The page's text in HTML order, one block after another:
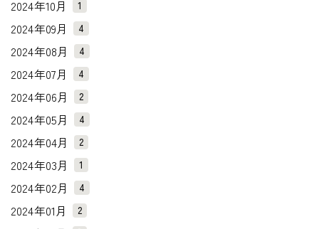
2024年10月 1
2024年09月 4
2024年08月 4
2024年07月 4
2024年06月 2
2024年05月 4
2024年04月 2
2024年03月 1
2024年02月 4
2024年01月 2